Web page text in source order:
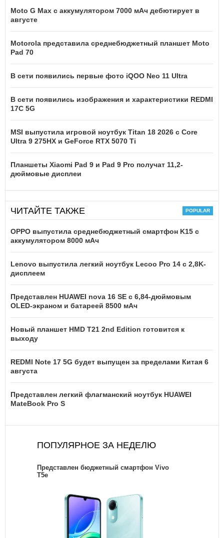
Moto G Max с аккумулятором 7000 мАч дебютирует в
августе
Motorola представила среднебюджетный планшет Moto
Pad 70
В сети появились первые фото iQOO Neo 11 Ultra
В сети появились изображения и характеристики REDMI
17C 5G
MSI выпустила игровой ноутбук Titan 18 2026 с Core
Ultra 9 275HX и GeForce RTX 5070 Ti
Планшеты Xiaomi Pad 9 и Pad 9 Pro получат 11,2-
дюймовые дисплеи
ЧИТАЙТЕ ТАКЖЕ
OPPO выпустила среднебюджетный смартфон K15 с
аккумулятором 8000 мАч
Lenovo выпустила легкий ноутбук Lecoo Pro 14 с 2,8K-
дисплеем
Представлен HUAWEI nova 16 SE с 6,84-дюймовым
OLED-экраном и батареей 8500 мАч
Новый планшет HMD T21 2nd Edition готовится к
выходу
REDMI Note 17 5G будет выпущен за пределами Китая 6
августа
Представлен легкий флагманский ноутбук HUAWEI
MateBook Pro S
ПОПУЛЯРНОЕ ЗА НЕДЕЛЮ
Представлен бюджетный смартфон Vivo
T5e